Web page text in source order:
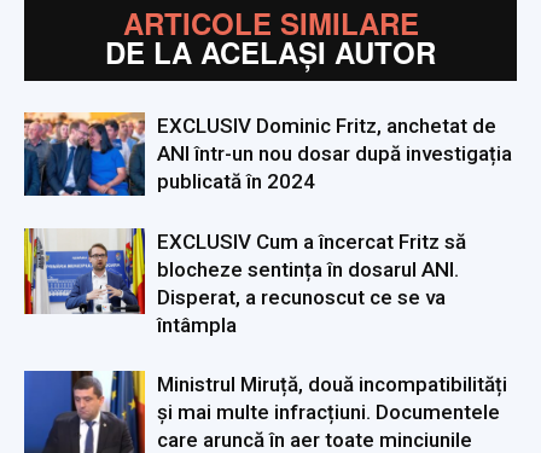
ARTICOLE SIMILARE
DE LA ACELAȘI AUTOR
EXCLUSIV Dominic Fritz, anchetat de
ANI într-un nou dosar după investigația
publicată în 2024
EXCLUSIV Cum a încercat Fritz să
blocheze sentința în dosarul ANI.
Disperat, a recunoscut ce se va
întâmpla
Ministrul Miruță, două incompatibilități
și mai multe infracțiuni. Documentele
care aruncă în aer toate minciunile